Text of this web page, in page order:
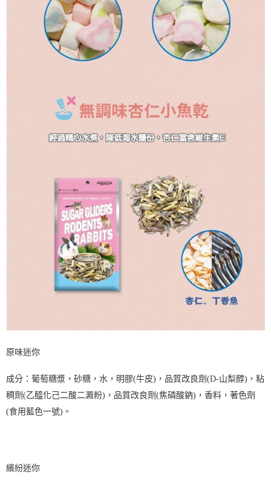
原味迷你
成分：葡萄糖漿，砂糖，水，明膠(牛皮)，品質改良劑(D-山梨醇)，粘
稠劑(乙醯化己二酸二澱粉)，品質改良劑(焦磷酸鈉)，香料，著色劑
(食用藍色一號)。
繽紛迷你